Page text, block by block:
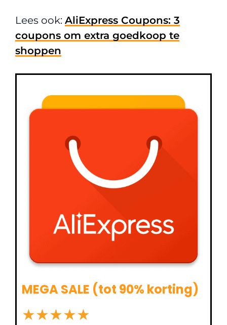
Lees ook: AliExpress Coupons: 3
coupons om extra goedkoop te
shoppen
MEGA SALE (tot 90% korting)
★★★★★